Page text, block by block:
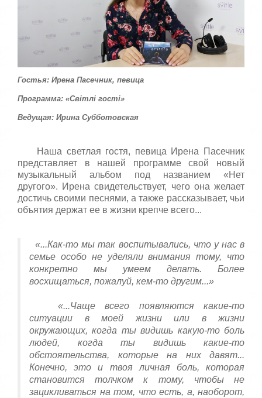
,
е
н
т
Гостья: Ирена Пасечник, певица
Программа: «Світлі гості»
Ведущая: Ирина Субботовская
Наша светлая гостя, певица Ирена Пасечник
представляет в нашей программе свой новый
музыкальный альбом под названием «Нет
другого». Ирена свидетельствует, чего она желает
достичь своими песнями, а также рассказывает, чьи
объятия держат ее в жизни крепче всего...
«...Как-то мы так воспитывались, что у нас в
семье особо не уделяли внимания тому, что
конкретно мы умеем делать. Более
восхищаться, пожалуй, кем-то другим...»
«...Чаще всего появляются какие-то
ситуации в моей жизни или в жизни
окружающих, когда ты видишь какую-то боль
людей, когда ты видишь какие-то
обстоятельства, которые на них давят...
Конечно, это и твоя личная боль, которая
становится толчком к тому, чтобы не
зацикливаться на том, что есть, а, наоборот,